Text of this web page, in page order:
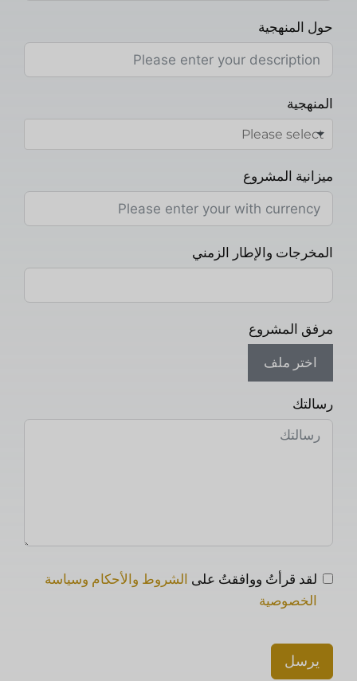
حول المنهجية
المنهجية
ميزانية المشروع
المخرجات والإطار الزمني
مرفق المشروع
اختر ملف
رسالتك
لقد قرأتُ ووافقتُ على الشروط والأحكام وسياسة
الخصوصية
يرسل